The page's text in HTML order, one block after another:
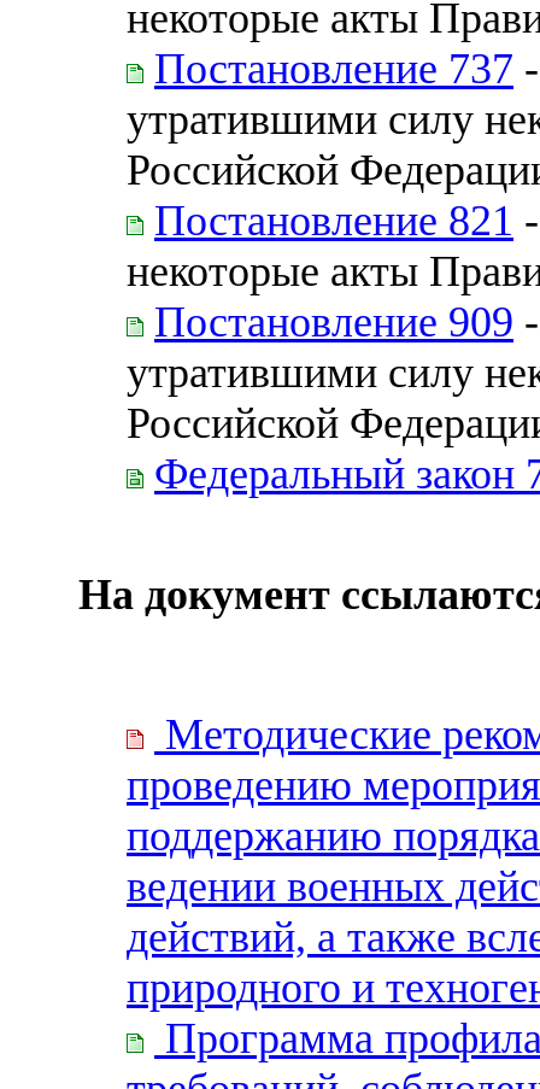
некоторые акты
Постановление 737
утратившими силу
Российской
Постановление 821
некоторые акты
Постановление 909
утратившими силу
Российской
Федеральный закон
На документ
Методические
проведению
поддержанию
ведении военных
действий, а также
природного и
Программа